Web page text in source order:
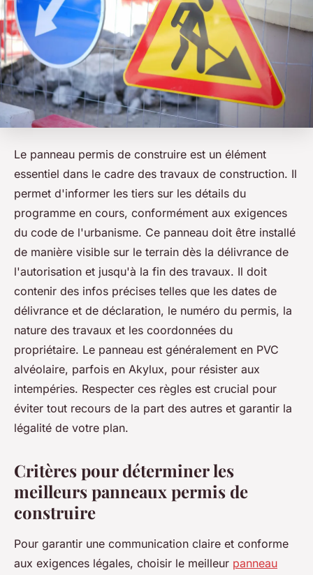
Le panneau permis de construire est un élément
essentiel dans le cadre des travaux de construction. Il
permet d'informer les tiers sur les détails du
programme en cours, conformément aux exigences
du code de l'urbanisme. Ce panneau doit être installé
de manière visible sur le terrain dès la délivrance de
l'autorisation et jusqu'à la fin des travaux. Il doit
contenir des infos précises telles que les dates de
délivrance et de déclaration, le numéro du permis, la
nature des travaux et les coordonnées du
propriétaire. Le panneau est généralement en PVC
alvéolaire, parfois en Akylux, pour résister aux
intempéries. Respecter ces règles est crucial pour
éviter tout recours de la part des autres et garantir la
légalité de votre plan.
Critères pour déterminer les
meilleurs panneaux permis de
construire
Pour garantir une communication claire et conforme
aux exigences légales, choisir le meilleur panneau